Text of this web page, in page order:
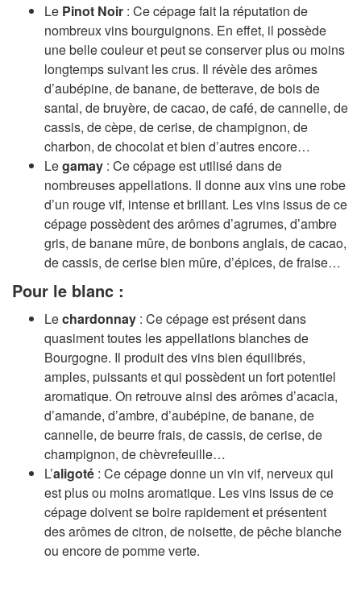
Le Pinot Noir : Ce cépage fait la réputation de
nombreux vins bourguignons. En effet, il possède
une belle couleur et peut se conserver plus ou moins
longtemps suivant les crus. Il révèle des arômes
d’aubépine, de banane, de betterave, de bois de
santal, de bruyère, de cacao, de café, de cannelle, de
cassis, de cèpe, de cerise, de champignon, de
charbon, de chocolat et bien d’autres encore…
Legamay : Ce cépage est utilisé dans de
nombreuses appellations. Il donne aux vins une robe
d’un rouge vif, intense et brillant. Les vins issus de ce
cépage possèdent des arômes d’agrumes, d’ambre
gris, de banane mûre, de bonbons anglais, de cacao,
de cassis, de cerise bien mûre, d’épices, de fraise…
Pour le blanc :
Lechardonnay : Ce cépage est présent dans
quasiment toutes les appellations blanches de
Bourgogne. Il produit des vins bien équilibrés,
amples, puissants et qui possèdent un fort potentiel
aromatique. On retrouve ainsi des arômes d’acacia,
d’amande, d’ambre, d’aubépine, de banane, de
cannelle, de beurre frais, de cassis, de cerise, de
champignon, de chèvrefeuille…
L’aligoté : Ce cépage donne un vin vif, nerveux qui
est plus ou moins aromatique. Les vins issus de ce
cépage doivent se boire rapidement et présentent
des arômes de citron, de noisette, de pêche blanche
ou encore de pomme verte.